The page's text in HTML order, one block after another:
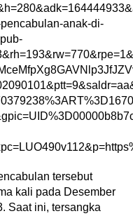
anak-di-
tersebut
kali pada Desember
Saat ini, tersangka